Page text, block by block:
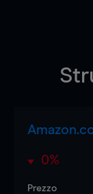
0%
Prezzo